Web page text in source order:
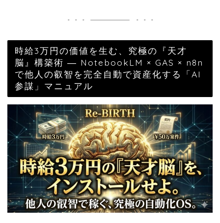
時給3万円の価値を生む、究極の『天才
脳』構築術 ― NotebookLM × GAS × n8n
で他人の叡智を完全自動で資産化する「AI
参謀」マニュアル